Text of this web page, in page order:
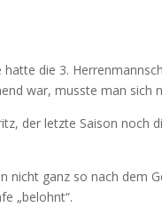
die 3.
war, musste man sich
der letzte Saison noch
nicht ganz so nach dem
„belohnt“.